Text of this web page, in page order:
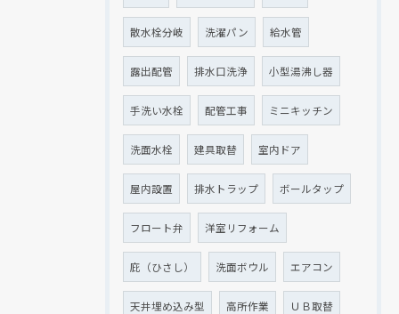
散水栓分岐 洗濯パン 給水管
露出配管 排水口洗浄 小型湯沸し器
手洗い水栓 配管工事 ミニキッチン
洗面水栓 建具取替 室内ドア
屋内設置 排水トラップ ボールタップ
フロート弁 洋室リフォーム
庇（ひさし） 洗面ボウル エアコン
天井埋め込み型 高所作業 ＵＢ取替